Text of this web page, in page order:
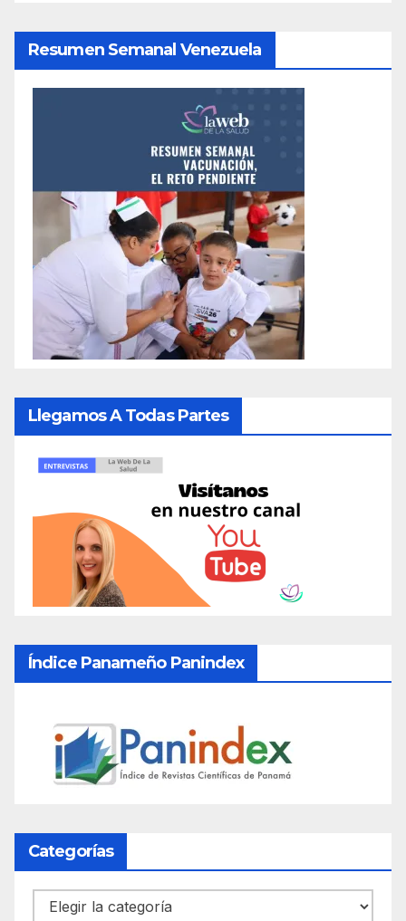
Resumen Semanal Venezuela
Llegamos A Todas Partes
Índice Panameño Panindex
Categorías
Categorías